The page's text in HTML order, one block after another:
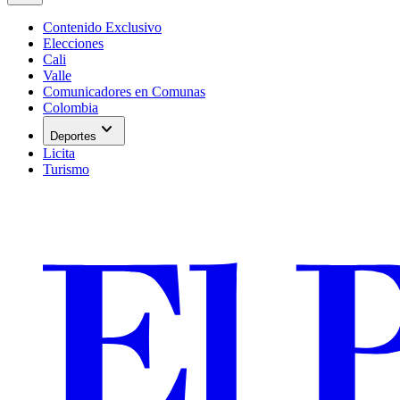
Contenido Exclusivo
Elecciones
Cali
Valle
Comunicadores en Comunas
Colombia
Deportes expand_more
Licita
Turismo